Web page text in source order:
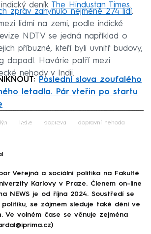
deník The Hindustan Times.
zpráv zahynulo nejméně 274 lidí.
lidmi na zemi, podle indické
NDTV se jedná například o
příbuzné, kteří byli uvnitř budovy,
dopadl. Havárie patří mezi
nehody v Indii.
Poslední slova zoufalého
letadla. Pár vteřin po startu
Failed to fetch
Indie doprava dopravní nehoda
Veřejná a sociální politika na Fakultě
Karlovy v Praze. Členem on-line
NEWS je od října 2024. Soustředí se
se zájmem sleduje také dění ve
Ve volném čase se věnuje zejména